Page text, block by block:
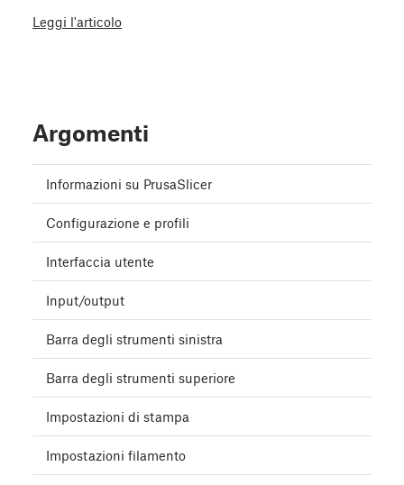
Leggi l'articolo
Argomenti
Informazioni su PrusaSlicer
Configurazione e profili
Interfaccia utente
Input/output
Barra degli strumenti sinistra
Barra degli strumenti superiore
Impostazioni di stampa
Impostazioni filamento